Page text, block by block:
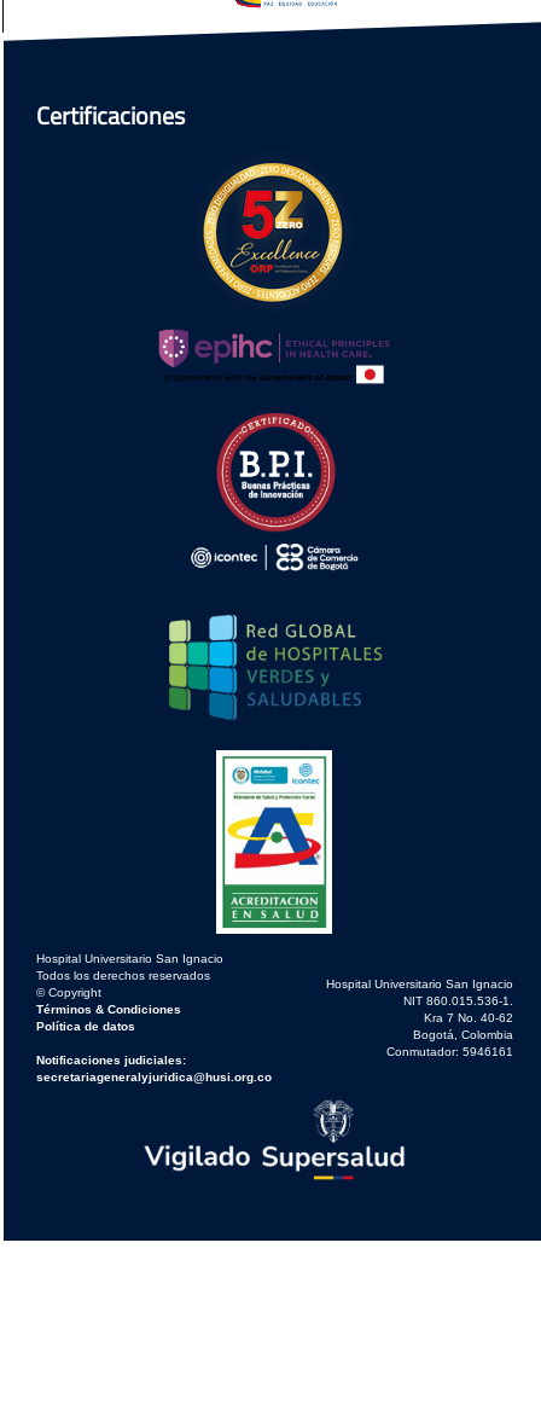
Certificaciones
Hospital Universitario San Ignacio
Todos los derechos reservados
© Copyright
Términos & Condiciones
Política de datos
Notificaciones judiciales:
secretariageneralyjuridica@husi.org.co
Hospital Universitario San Ignacio
NIT 860.015.536-1.
Kra 7 No. 40-62
Bogotá, Colombia
Conmutador: 5946161